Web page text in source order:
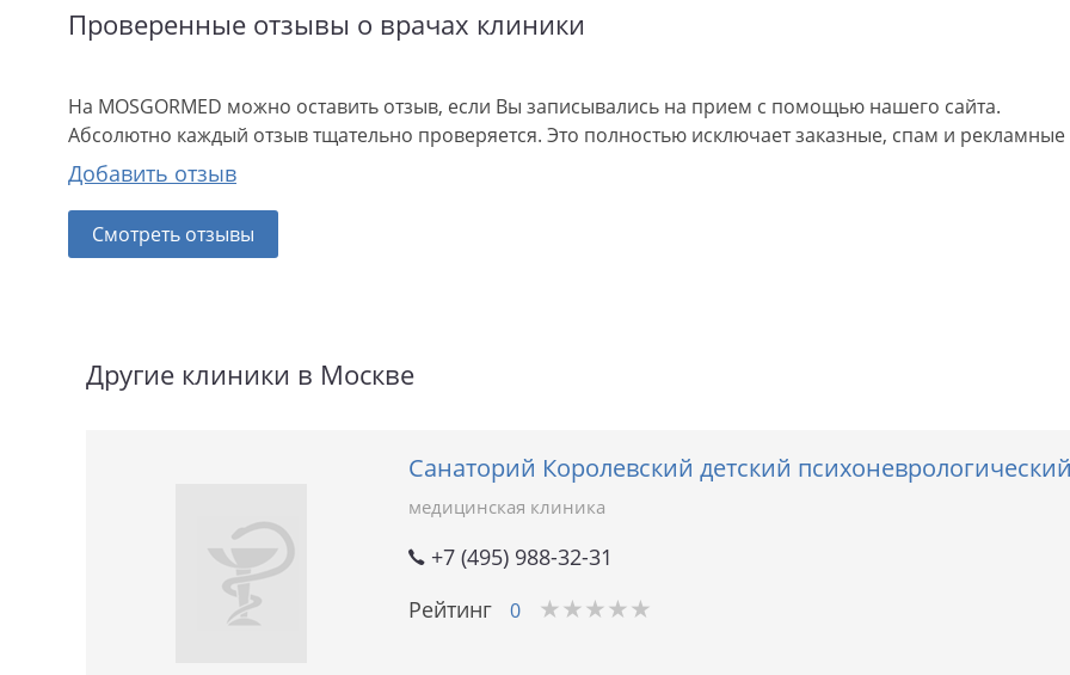
Проверенные отзывы о врачах клиники
На MOSGORMED можно оставить отзыв, если Вы записывались на прием с помощью нашего сайта.
Абсолютно каждый отзыв тщательно проверяется. Это полностью исключает заказные, спам и
Добавить отзыв
Смотреть отзывы
Другие клиники в Москве
Санаторий Королевский детский
медицинская клиника
+7 (495) 988-32-31
Рейтинг
0 ★ ★ ★ ★ ★
★ ★ ★ ★ ★